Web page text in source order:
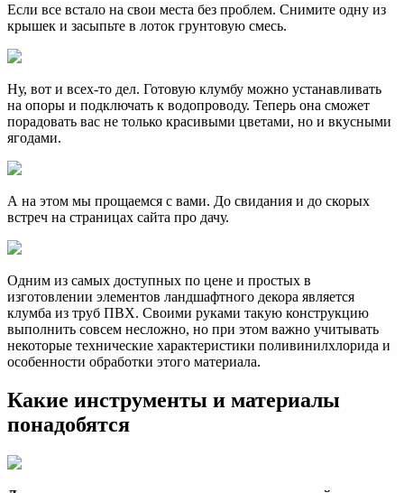
Если все встало на свои места без проблем. Снимите одну из
крышек и засыпьте в лоток грунтовую смесь.
Ну, вот и всех-то дел. Готовую клумбу можно устанавливать
на опоры и подключать к водопроводу. Теперь она сможет
порадовать вас не только красивыми цветами, но и вкусными
ягодами.
А на этом мы прощаемся с вами. До свидания и до скорых
встреч на страницах сайта про дачу.
Одним из самых доступных по цене и простых в
изготовлении элементов ландшафтного декора является
клумба из труб ПВХ. Своими руками такую конструкцию
выполнить совсем несложно, но при этом важно учитывать
некоторые технические характеристики поливинилхлорида и
особенности обработки этого материала.
Какие инструменты и материалы
понадобятся